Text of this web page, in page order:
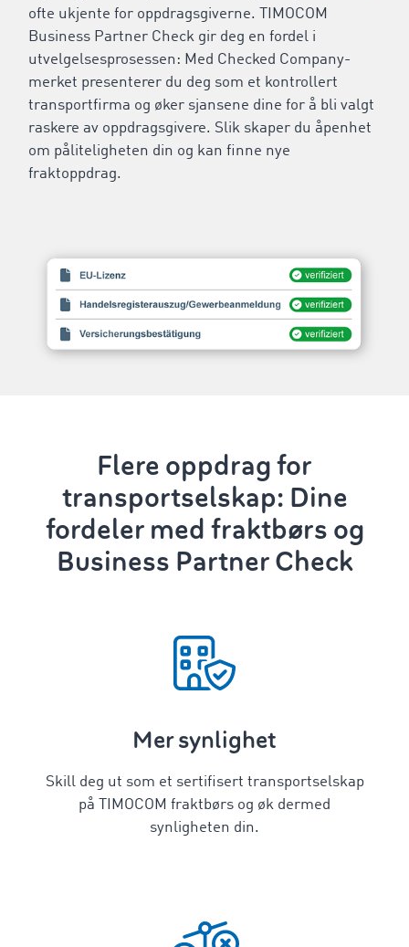
ofte ukjente for oppdragsgiverne. TIMOCOM
Business Partner Check gir deg en fordel i
utvelgelsesprosessen: Med Checked Company-
merket presenterer du deg som et kontrollert
transportfirma og øker sjansene dine for å bli valgt
raskere av oppdragsgivere. Slik skaper du åpenhet
om påliteligheten din og kan finne nye
fraktoppdrag.
Flere oppdrag for
transportselskap: Dine
fordeler med fraktbørs og
Business Partner Check
Mer synlighet
Skill deg ut som et sertifisert transportselskap
på TIMOCOM fraktbørs og øk dermed
synligheten din.